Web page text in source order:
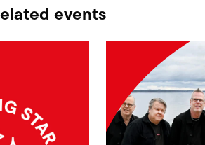
events